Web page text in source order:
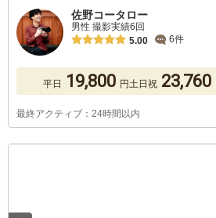
佐野コータロー
男性 撮影実績6回
5.00
6件
平日 19,800 円土日祝 23,760
最終アクティブ：24時間以内